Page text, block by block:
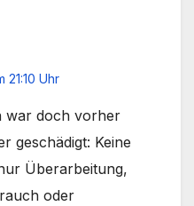
21:10 Uhr
war doch vorher
geschädigt: Keine
Überarbeitung,
oder